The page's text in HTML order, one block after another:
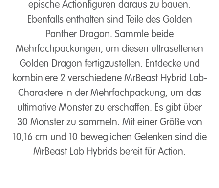
epische Actionfiguren daraus zu bauen.
Ebenfalls enthalten sind Teile des Golden
Panther Dragon. Sammle beide
Mehrfachpackungen, um diesen ultraseltenen
Golden Dragon fertigzustellen. Entdecke und
kombiniere 2 verschiedene MrBeast Hybrid Lab-
Charaktere in der Mehrfachpackung, um das
ultimative Monster zu erschaffen. Es gibt über
30 Monster zu sammeln. Mit einer Größe von
10,16 cm und 10 beweglichen Gelenken sind die
MrBeast Lab Hybrids bereit für Action.